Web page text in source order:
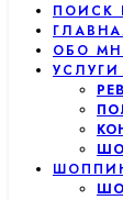
ПОИСК
ОБО